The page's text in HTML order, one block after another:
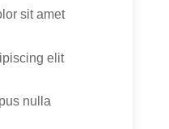
sit amet
elit
nulla